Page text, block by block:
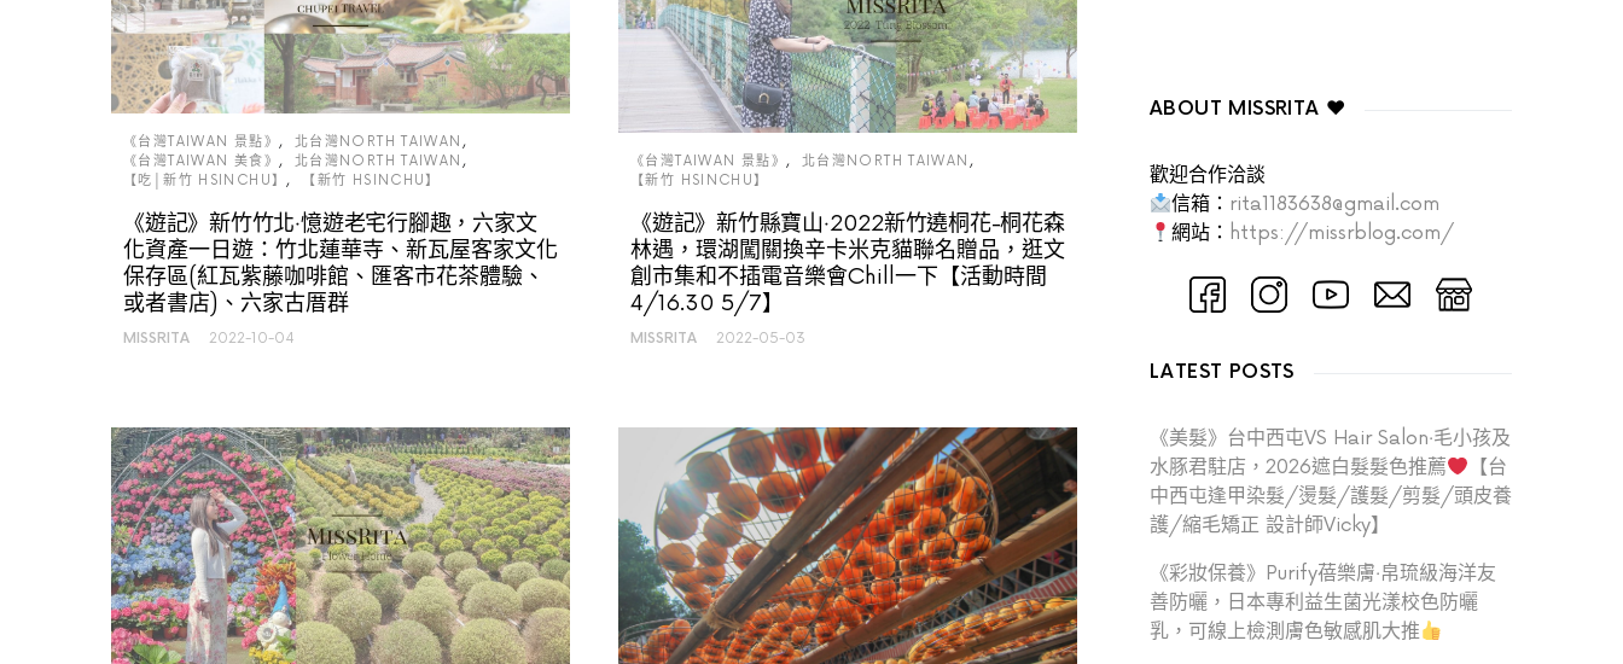
《台灣TAIWAN 景點》
北台灣NORTH TAIWAN
《台灣TAIWAN 美食》
北台灣NORTH TAIWAN
【吃│新竹 HSINCHU】
【新竹 HSINCHU】
《遊記》新竹竹北‧憶遊老宅行腳趣，六家文
化資產一日遊：竹北蓮華寺、新瓦屋客家文化
保存區(紅瓦紫藤咖啡館、匯客市花茶體驗、
或者書店)、六家古厝群
MISSRITA 2022-10-04
《台灣TAIWAN 景點》
北台灣NORTH TAIWAN
【新竹 HSINCHU】
《遊記》新竹縣寶山‧2022新竹遶桐花-桐花森
林遇，環湖闖關換辛卡米克貓聯名贈品，逛文
創市集和不插電音樂會Chill一下【活動時間
4/16.30 5/7】
MISSRITA 2022-05-03
ABOUT MISSRITA ♥
歡迎合作洽談
信箱： rita1183638@gmail.com
網站： https://missrblog.com/
LATEST POSTS
《美髮》台中西屯VS Hair Salon‧毛小孩及
水豚君駐店，2026遮白髮髮色推薦
【台
中西屯逢甲染髮/燙髮/護髮/剪髮/頭皮養
護/縮毛矯正 設計師Vicky】
《彩妝保養》Purify蓓樂膚‧帛琉級海洋友
善防曬，日本專利益生菌光漾校色防曬
乳，可線上檢測膚色敏感肌大推